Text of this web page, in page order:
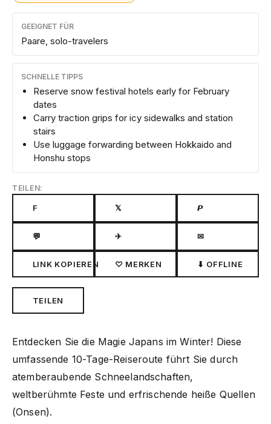
GEEIGNET FÜR
Paare, solo-travelers
SCHNELLE TIPPS
Reserve snow festival hotels early for February
dates
Carry traction grips for icy sidewalks and station
stairs
Use luggage forwarding between Hokkaido and
Honshu stops
TEILEN:
F 𝕏 𝙋
💬 ✈ ✉
LINK KOPIEREN ♡ MERKEN ⬇ OFFLINE
TEILEN
Entdecken Sie die Magie Japans im Winter! Diese
umfassende 10-Tage-Reiseroute führt Sie durch
atemberaubende Schneelandschaften,
weltberühmte Feste und erfrischende heiße Quellen
(Onsen).